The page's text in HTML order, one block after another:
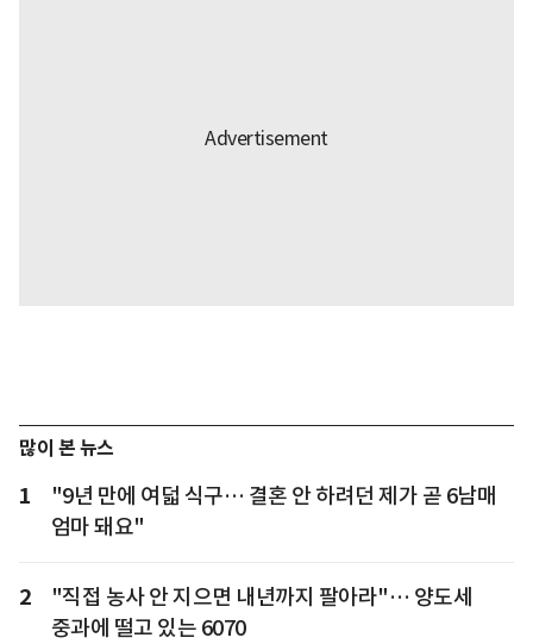
많이 본 뉴스
1
"9년 만에 여덟 식구… 결혼 안 하려던 제가 곧 6남매
엄마 돼요"
2
"직접 농사 안 지으면 내년까지 팔아라"… 양도세
중과에 떨고 있는 6070